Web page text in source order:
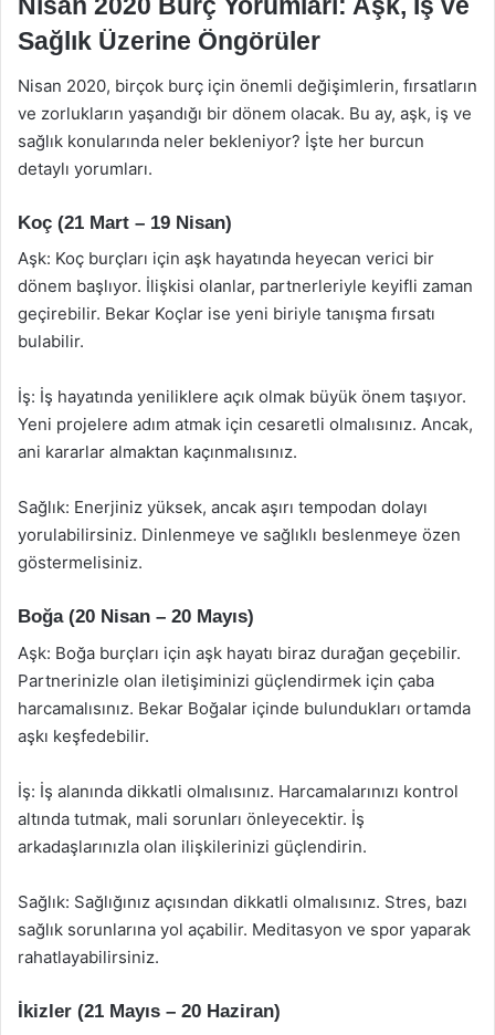
Sağlık Üzerine Öngörüler
Nisan 2020, birçok burç için önemli değişimlerin, fırsatların
ve zorlukların yaşandığı bir dönem olacak. Bu ay, aşk, iş ve
sağlık konularında neler bekleniyor? İşte her burcun
detaylı yorumları.
Koç (21 Mart – 19 Nisan)
Aşk: Koç burçları için aşk hayatında heyecan verici bir
dönem başlıyor. İlişkisi olanlar, partnerleriyle keyifli zaman
geçirebilir. Bekar Koçlar ise yeni biriyle tanışma fırsatı
bulabilir.
İş: İş hayatında yeniliklere açık olmak büyük önem taşıyor.
Yeni projelere adım atmak için cesaretli olmalısınız. Ancak,
ani kararlar almaktan kaçınmalısınız.
Sağlık: Enerjiniz yüksek, ancak aşırı tempodan dolayı
yorulabilirsiniz. Dinlenmeye ve sağlıklı beslenmeye özen
göstermelisiniz.
Boğa (20 Nisan – 20 Mayıs)
Aşk: Boğa burçları için aşk hayatı biraz durağan geçebilir.
Partnerinizle olan iletişiminizi güçlendirmek için çaba
harcamalısınız. Bekar Boğalar içinde bulundukları ortamda
aşkı keşfedebilir.
İş: İş alanında dikkatli olmalısınız. Harcamalarınızı kontrol
altında tutmak, mali sorunları önleyecektir. İş
arkadaşlarınızla olan ilişkilerinizi güçlendirin.
Sağlık: Sağlığınız açısından dikkatli olmalısınız. Stres, bazı
sağlık sorunlarına yol açabilir. Meditasyon ve spor yaparak
rahatlayabilirsiniz.
İkizler (21 Mayıs – 20 Haziran)